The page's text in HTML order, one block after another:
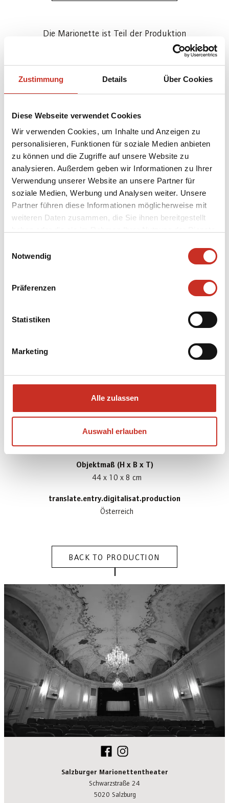
Zustimmung Details Über Cookies
Diese Webseite verwendet Cookies
Wir verwenden Cookies, um Inhalte und Anzeigen zu
personalisieren, Funktionen für soziale Medien anbieten
zu können und die Zugriffe auf unsere Website zu
analysieren. Außerdem geben wir Informationen zu Ihrer
Verwendung unserer Website an unsere Partner für
soziale Medien, Werbung und Analysen weiter. Unsere
Partner führen diese Informationen möglicherweise mit
weiteren Daten zusammen, die Sie ihnen bereitgestellt
Notwendig
Präferenzen
Statistiken
Marketing
Alle zulassen
Auswahl erlauben
Die Marionette ist Teil der Produktion
„Rumpelstilzchen“ [Leopold Faltner nach den
Brüdern Grimm (Text)] des Salzburger
Marionettentheaters (ca. 1957) in der
Neuinszenierung und dem Bühnenbild von Thomas
Schneider-Siemssen.
Bildhauer
Magnus, Josef
Eisen; Lindenholz; Leder; Schaumstoff
translate.entry.digitalisat.materialCostume
Gewicht
1.28 kg
Objektmaß (H x B x T)
44 x 10 x 8 cm
translate.entry.digitalisat.production
Österreich
BACK TO PRODUCTION
Salzburger Marionettentheater
Schwarzstraße 24
5020 Salzburg